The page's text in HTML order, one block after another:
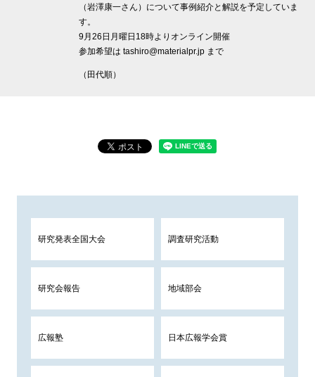
（岩澤康一さん）について事例紹介と解説を予定していま
す。
9月26日月曜日18時よりオンライン開催
参加希望は tashiro@materialpr.jp まで
（田代順）
研究発表全国大会 調査研究活動
研究会報告 地域部会
広報塾 日本広報学会賞